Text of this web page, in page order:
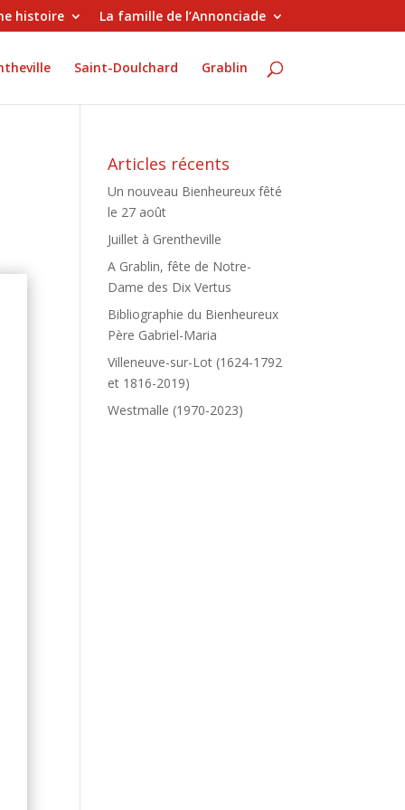
histoire La famille de l’Annonciade
Saint-Doulchard Grablin
Articles récents
Un nouveau Bienheureux fêté
le 27 août
Juillet à Grentheville
A Grablin, fête de Notre-
Dame des Dix Vertus
Bibliographie du Bienheureux
Père Gabriel-Maria
Villeneuve-sur-Lot (1624-1792
et 1816-2019)
Westmalle (1970-2023)